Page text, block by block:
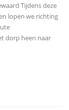
Tijdens deze
lopen we richting
dorp heen naar